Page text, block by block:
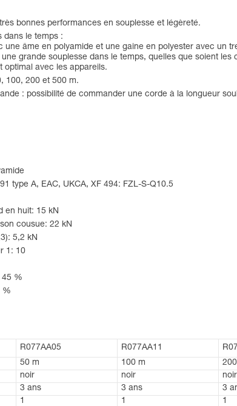
bonnes performances en souplesse et légèreté.
dans le temps :
une âme en polyamide et une gaine en polyester avec un
grande souplesse dans le temps, quelles que soient
optimal avec les appareils.
100, 200 et 500 m.
: possibilité de commander une corde à la longueur
type A, EAC, UKCA, XF 494: FZL-S-Q10.5
en huit: 15 kN
cousue: 22 kN
5,2 kN
1: 10
45 %
%
R077AA05 R077AA11
50 m 100 m
noir noir
noir
3 ans 3 ans
3
1 1 1